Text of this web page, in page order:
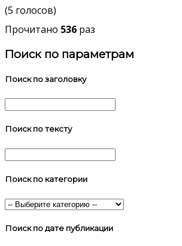
(5 голосов)
Прочитано 536 раз
Поиск по параметрам
Поиск по заголовку
Поиск по тексту
Поиск по категории
Поиск по дате публикации